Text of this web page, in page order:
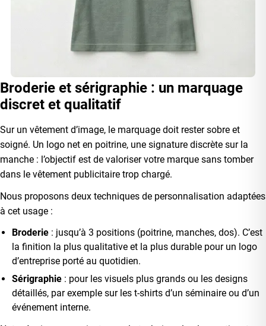
Broderie et sérigraphie : un marquage
discret et qualitatif
Sur un vêtement d’image, le marquage doit rester sobre et
soigné. Un logo net en poitrine, une signature discrète sur la
manche : l’objectif est de valoriser votre marque sans tomber
dans le vêtement publicitaire trop chargé.
Nous proposons deux techniques de personnalisation adaptées
à cet usage :
Broderie : jusqu’à 3 positions (poitrine, manches, dos). C’est
la finition la plus qualitative et la plus durable pour un logo
d’entreprise porté au quotidien.
Sérigraphie : pour les visuels plus grands ou les designs
détaillés, par exemple sur les t-shirts d’un séminaire ou d’un
événement interne.